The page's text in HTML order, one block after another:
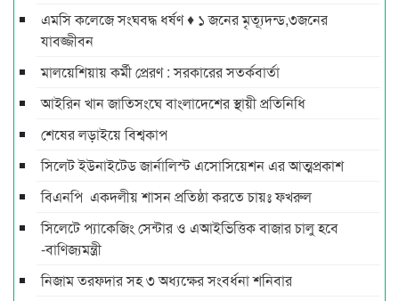
এমসি কলেজে সংঘবদ্ধ ধর্ষণ ♦ ১ জনের মৃত্যূদন্ড,৩জনের
যাবজ্জীবন
মালয়েশিয়ায় কর্মী প্রেরণ : সরকারের সতর্কবার্তা
আইরিন খান জাতিসংঘে বাংলাদেশের স্থায়ী প্রতিনিধি
শেষের লড়াইয়ে বিশ্বকাপ
সিলেট ইউনাইটেড জার্নালিস্ট এসোসিয়েশন এর আত্মপ্রকাশ
বিএনপি একদলীয় শাসন প্রতিষ্ঠা করতে চায়ঃ ফখরুল
সিলেটে প্যাকেজিং সেন্টার ও এআইভিত্তিক বাজার চালু হবে
-বাণিজ্যমন্ত্রী
নিজাম তরফদার সহ ৩ অধ্যক্ষের সংবর্ধনা শনিবার